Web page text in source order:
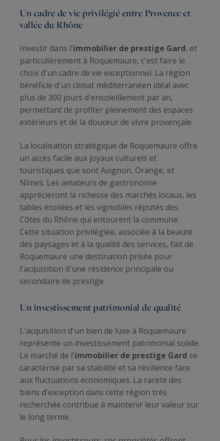
Un cadre de vie privilégié entre Provence et
vallée du Rhône
Investir dans l'immobilier de prestige Gard, et
particulièrement à Roquemaure, c'est faire le
choix d'un cadre de vie exceptionnel. La région
bénéficie d'un climat méditerranéen idéal avec
plus de 300 jours d'ensoleillement par an,
permettant de profiter pleinement des espaces
extérieurs et de la douceur de vivre provençale.
La localisation stratégique de Roquemaure offre
un accès facile aux joyaux culturels et
touristiques que sont Avignon, Orange, et
Nîmes. Les amateurs de gastronomie
apprécieront la richesse des marchés locaux, les
tables étoilées et les vignobles réputés des
Côtes du Rhône qui entourent la commune.
Cette situation privilégiée, associée à la beauté
des paysages et à la qualité des services, fait de
Roquemaure une destination prisée pour
l'acquisition d'une résidence principale ou
secondaire de prestige.
Un investissement patrimonial de qualité
L'acquisition d'un bien de luxe à Roquemaure
représente un investissement patrimonial solide.
Le marché de l'immobilier de prestige Gard se
caractérise par sa stabilité et sa résilience face
aux fluctuations économiques. La rareté des
biens d'exception dans cette région très
recherchée contribue à maintenir leur valeur sur
le long terme.